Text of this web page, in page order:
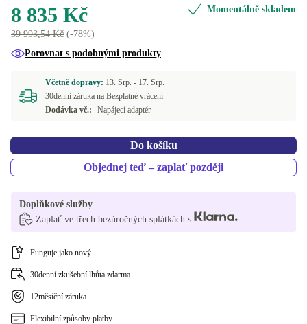
1000 GB +870 Kč
2000 GB
ND (QWERTY)
CZ (QWERTZ)
PT (QWERTY)
UK (QWERTY)
HU (QWERTZ)
PL (QWERTY)
NL (QWERTY)
SI (QWERTZ)
8 835 Kč
39 993,54 Kč (-78%)
Momentálně skladem
Porovnat s podobnými produkty
Včetně dopravy: 13. Srp. - 17. Srp.
30denní záruka na Bezplatné vrácení
Dodávka vč.:
Napájecí adaptér
Do košíku
Objednej teď – zaplať později
Doplňkové služby
Zaplať ve třech bezúročných splátkách s
Funguje jako nový
30denní zkušební lhůta zdarma
12měsíční záruka
Flexibilní způsoby platby